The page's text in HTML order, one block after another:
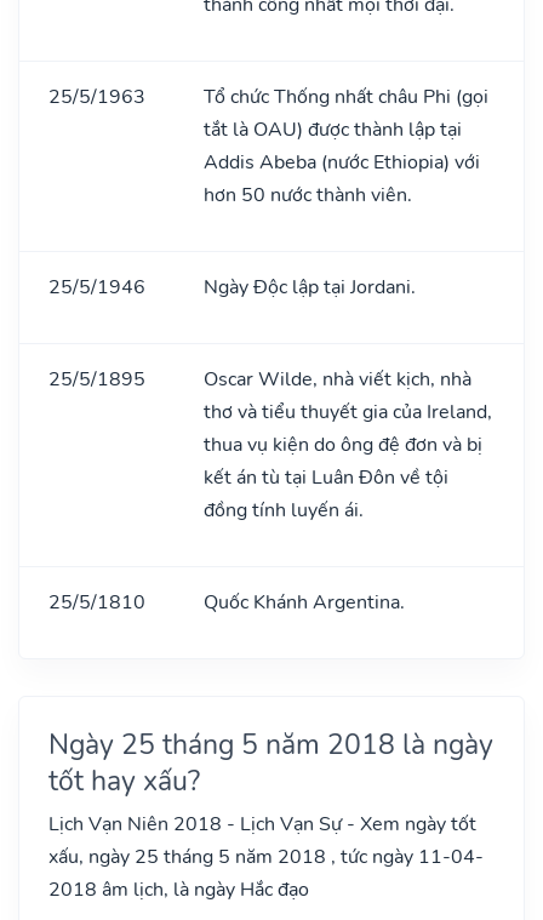
25/5/1963
Tổ chức Thống nhất châu Phi (gọi
tắt là OAU) được thành lập tại
Addis Abeba (nước Ethiopia) với
hơn 50 nước thành viên.
25/5/1946 Ngày Độc lập tại Jordani.
25/5/1895
Oscar Wilde, nhà viết kịch, nhà
thơ và tiểu thuyết gia của Ireland,
thua vụ kiện do ông đệ đơn và bị
kết án tù tại Luân Đôn về tội
đồng tính luyến ái.
25/5/1810 Quốc Khánh Argentina.
Ngày 25 tháng 5 năm 2018 là ngày
tốt hay xấu?
Lịch Vạn Niên 2018 - Lịch Vạn Sự - Xem ngày tốt
xấu, ngày 25 tháng 5 năm 2018 , tức ngày 11-04-
2018 âm lịch, là ngày Hắc đạo